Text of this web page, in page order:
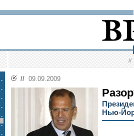
//
// 09.09.2009
Нью-